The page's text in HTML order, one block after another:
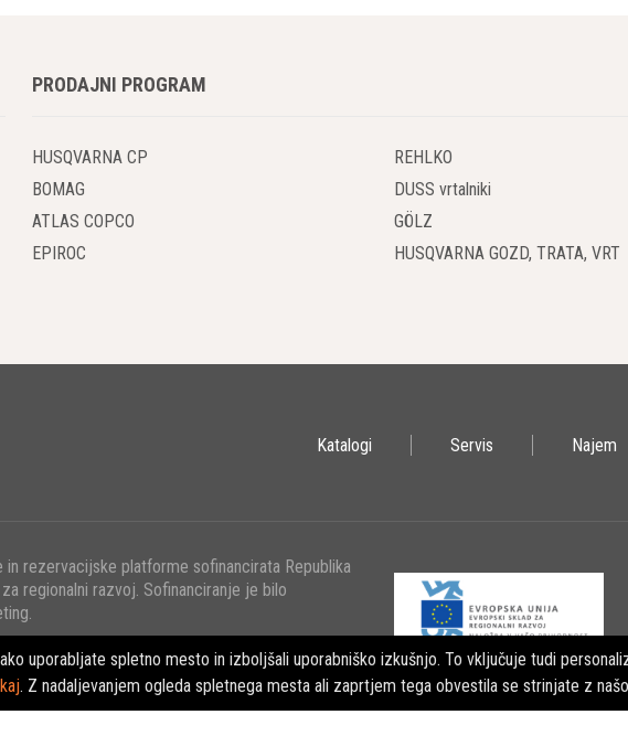
uporabljate spletno mesto in izboljšali uporabniško izkušnjo. To vključuje tudi
. Z nadaljevanjem ogleda spletnega mesta ali zaprtjem tega obvestila se strinjate z
PRODAJNI PROGRAM
HUSQVARNA CP
BOMAG
ATLAS COPCO
EPIROC
REHLKO
DUSS vrtalniki
GÖLZ
HUSQVARNA GOZD, TRATA, VRT
Katalogi Servis Najem
rezervacijske platforme sofinancirata Republika
regionalni razvoj. Sofinanciranje je bilo